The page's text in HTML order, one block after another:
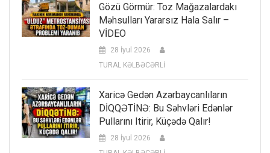
Gözü Görmür: Toz Mağazalardakı
Məhsulları Yararsız Hala Salır –
VİDEO
28 İyul 2026
TURAL KƏLBƏCƏRLİ
Xaricə Gedən Azərbaycanlıların
DİQQƏTİNƏ: Bu Səhvləri Edənlər
Pullarını Itirir, Küçədə Qalır!
28 İyul 2026